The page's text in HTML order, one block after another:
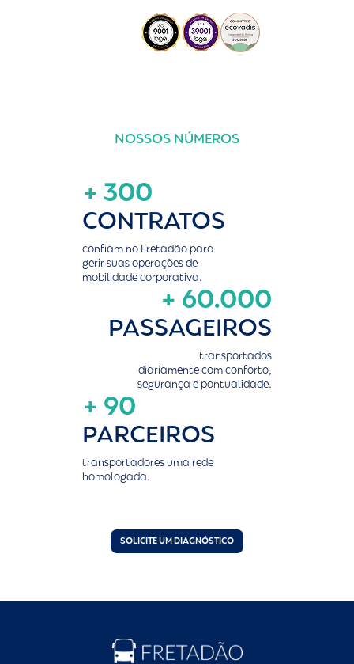
NOSSOS NÚMEROS
+ 300
CONTRATOS
confiam no Fretadão para
gerir suas operações de
mobilidade corporativa.
+ 60.000
PASSAGEIROS
transportados
diariamente com conforto,
segurança e pontualidade.
+ 90
PARCEIROS
transportadores uma rede
homologada.
SOLICITE UM DIAGNÓSTICO